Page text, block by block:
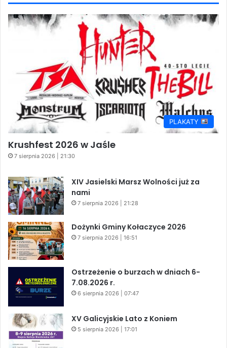
PLAKATY
Krushfest 2026 w Jaśle
7 sierpnia 2026 | 21:30
XIV Jasielski Marsz Wolności już za
nami
7 sierpnia 2026 | 21:28
Dożynki Gminy Kołaczyce 2026
7 sierpnia 2026 | 16:51
Ostrzeżenie o burzach w dniach 6-
7.08.2026 r.
6 sierpnia 2026 | 07:47
XV Galicyjskie Lato z Koniem
5 sierpnia 2026 | 17:01